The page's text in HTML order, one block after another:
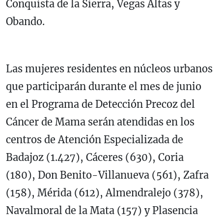
Conquista de la Sierra, Vegas Altas y
Obando.
Las mujeres residentes en núcleos urbanos
que participarán durante el mes de junio
en el Programa de Detección Precoz del
Cáncer de Mama serán atendidas en los
centros de Atención Especializada de
Badajoz (1.427), Cáceres (630), Coria
(180), Don Benito-Villanueva (561), Zafra
(158), Mérida (612), Almendralejo (378),
Navalmoral de la Mata (157) y Plasencia